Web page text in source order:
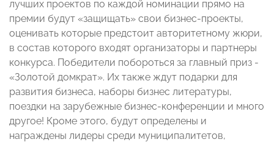
лучших проектов по каждой номинации прямо на
премии будут «защищать» свои бизнес-проекты,
оценивать которые предстоит авторитетному жюри,
в состав которого входят организаторы и партнеры
конкурса. Победители побороться за главный приз -
«Золотой домкрат». Их также ждут подарки для
развития бизнеса, наборы бизнес литературы,
поездки на зарубежные бизнес-конференции и много
другое! Кроме этого, будут определены и
награждены лидеры среди муниципалитетов,